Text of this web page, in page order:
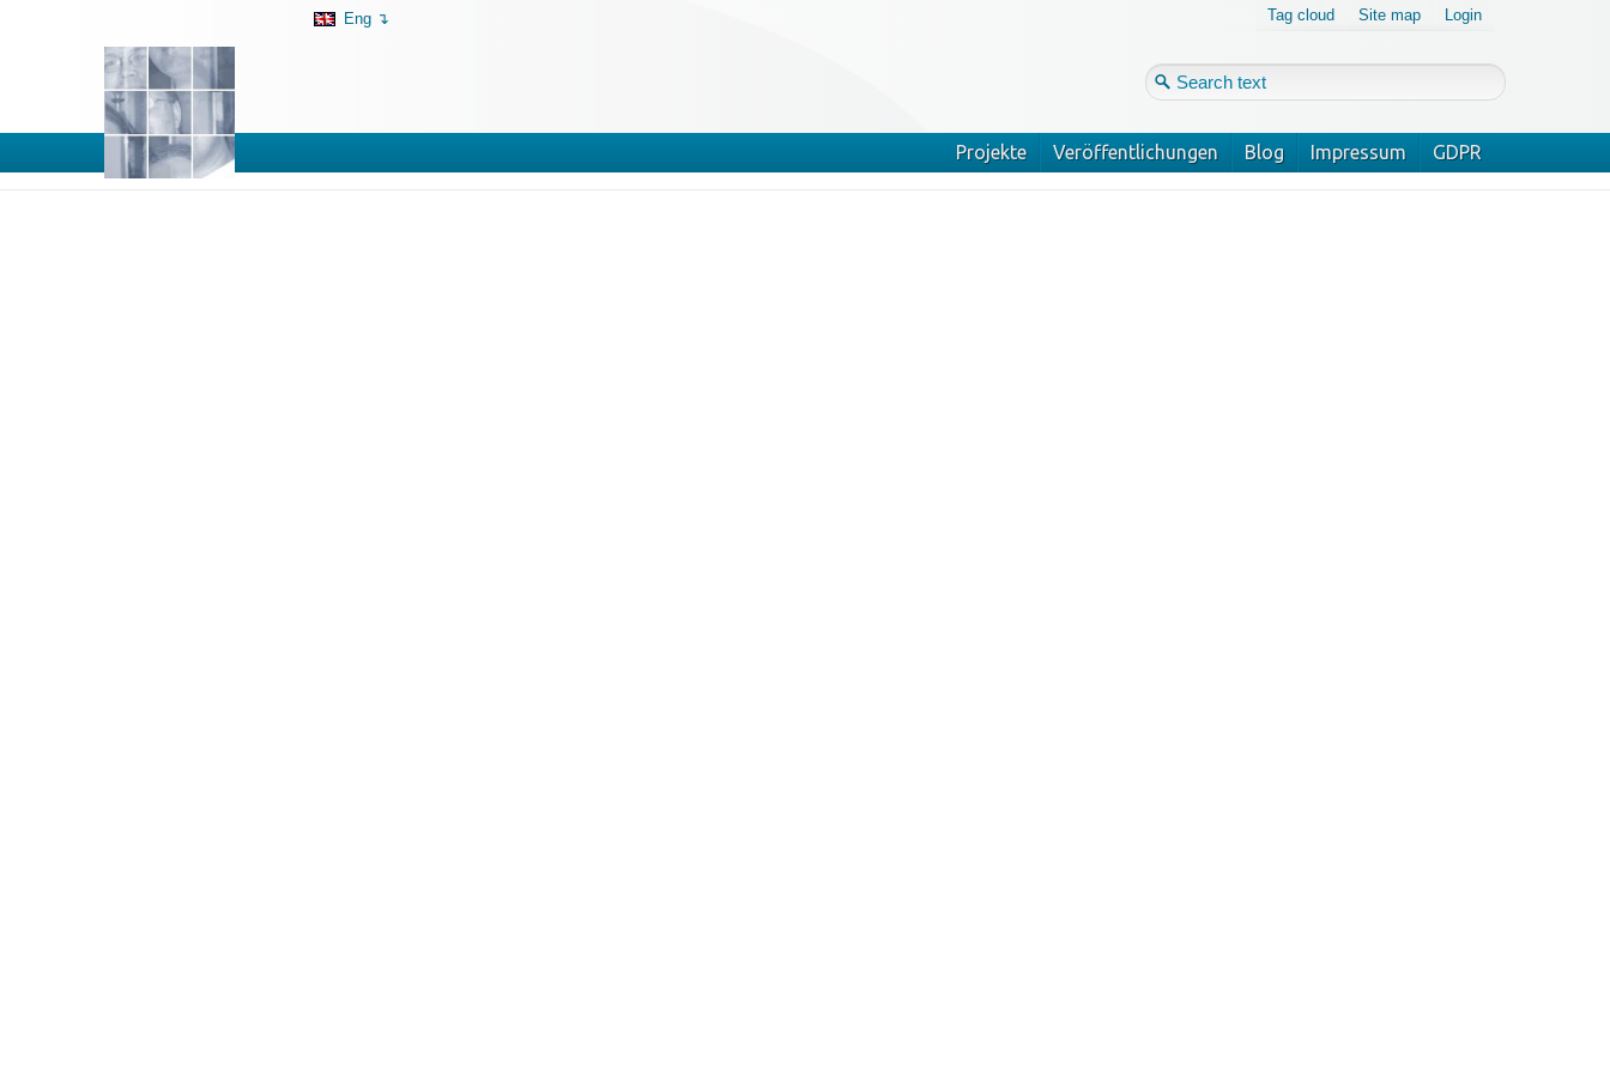
Eng ↴ Tag cloud Site map Login
Forgot your password? Login
Projekte Veröffentlichungen Blog Impressum GDPR